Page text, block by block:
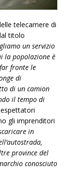
telecamere di
titolo
un servizio
la popolazione è
fronte le
di
di un camion
il tempo di
gli imprenditori
in
province del
conosciuto